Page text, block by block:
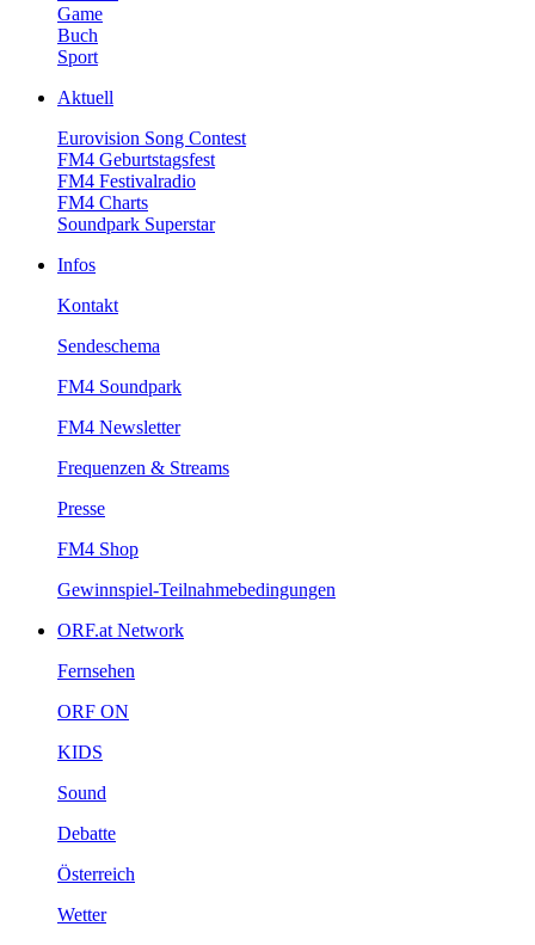
Game
Buch
Sport
Aktuell
EurovisionSongContest
FM4Geburtstagsfest
FM4Festivalradio
FM4Charts
SoundparkSuperstar
Infos
Kontakt
Sendeschema
FM4Soundpark
FM4Newsletter
Frequenzen&Streams
Presse
FM4Shop
Gewinnspiel-Teilnahmebedingungen
ORF.atNetwork
Fernsehen
ORFON
KIDS
Sound
Debatte
Österreich
Wetter